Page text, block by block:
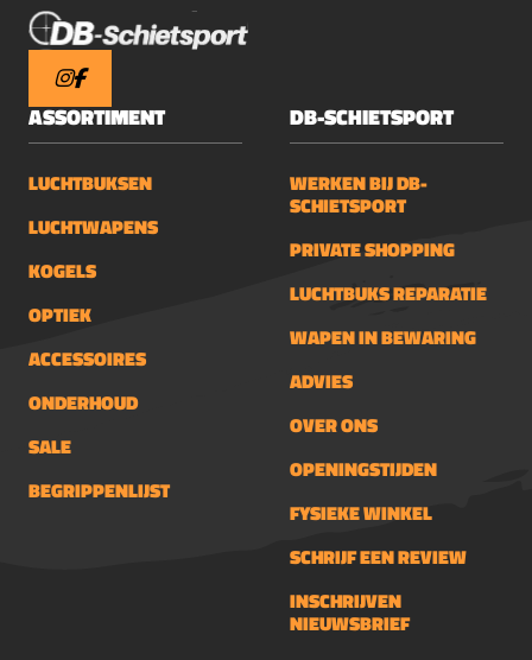
ASSORTIMENT
LUCHTBUKSEN
LUCHTWAPENS
KOGELS
OPTIEK
ACCESSOIRES
ONDERHOUD
SALE
BEGRIPPENLIJST
DB-SCHIETSPORT
WERKEN BIJ DB-
SCHIETSPORT
PRIVATE SHOPPING
LUCHTBUKS REPARATIE
WAPEN IN BEWARING
ADVIES
OVER ONS
OPENINGSTIJDEN
FYSIEKE WINKEL
SCHRIJF EEN REVIEW
INSCHRIJVEN
NIEUWSBRIEF